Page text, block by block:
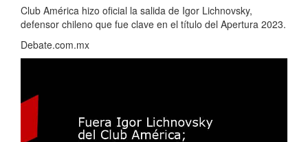
Club América hizo oficial la salida de Igor Lichnovsky,
defensor chileno que fue clave en el título del Apertura 2023.
Debate.com.mx